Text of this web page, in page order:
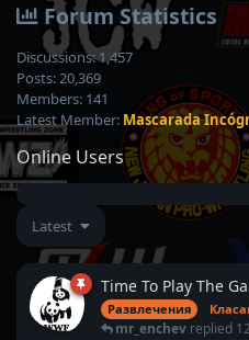
Forum Statistics
Discussions:1,457
Posts:20,369
Members: 141
Latest Member: Mascarada
Online Users
Latest
Time To Play The
Развлечения
mr_enchev replied